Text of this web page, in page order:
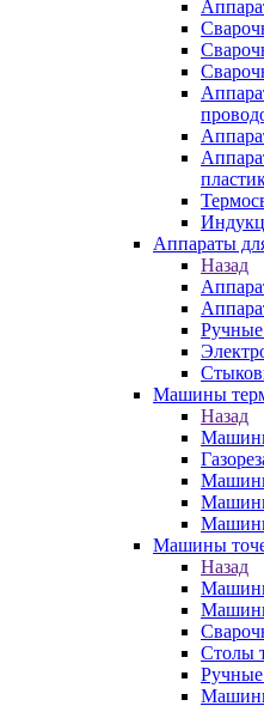
Аппараты
Назад
Ручные
Машины
Назад
Машины
Назад
Столы
Ручные